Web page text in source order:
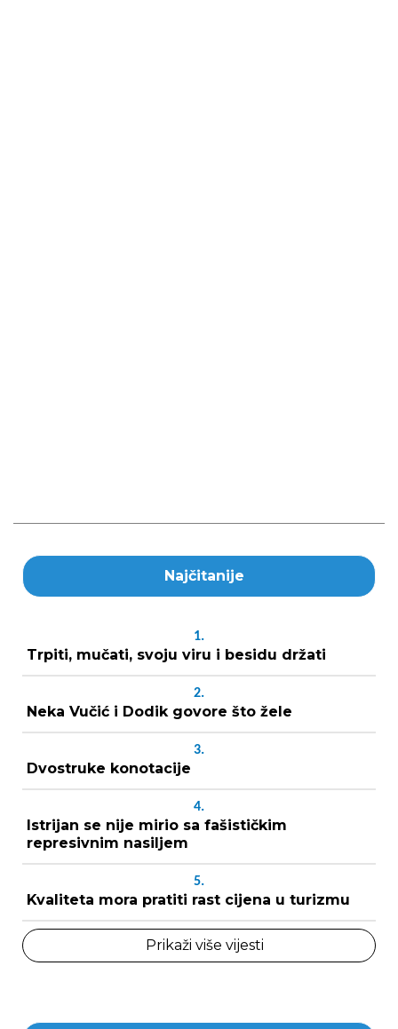
Najčitanije
1.
Trpiti, mučati, svoju viru i besidu držati
2.
Neka Vučić i Dodik govore što žele
3.
Dvostruke konotacije
4.
Istrijan se nije mirio sa fašističkim
represivnim nasiljem
5.
Kvaliteta mora pratiti rast cijena u turizmu
Prikaži više vijesti